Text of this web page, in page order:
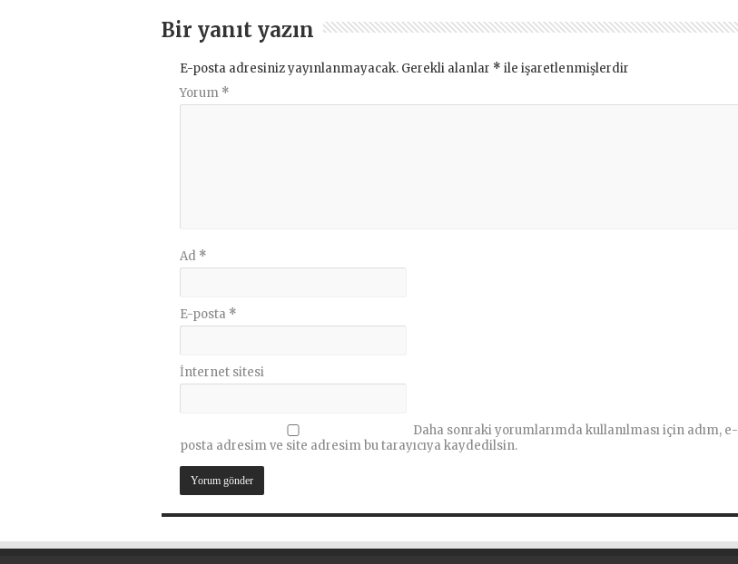
Bir yanıt yazın
E-posta adresiniz yayınlanmayacak. Gerekli alanlar * ile işaretlenmişlerdir
Yorum *
Ad *
E-posta *
İnternet sitesi
Daha sonraki yorumlarımda kullanılması için adım, e-
posta adresim ve site adresim bu tarayıcıya kaydedilsin.